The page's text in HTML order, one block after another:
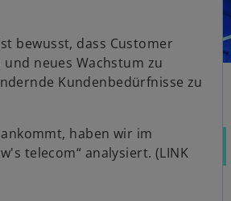
bewusst, dass Customer
neues Wachstum zu
Kundenbedürfnisse zu
haben wir im
telecom“ analysiert. (LINK